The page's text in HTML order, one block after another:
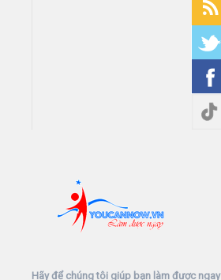
Hãy để chúng tôi giúp bạn làm được ngay